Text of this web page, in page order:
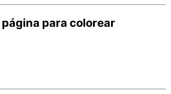
para colorear